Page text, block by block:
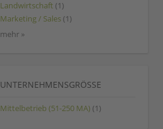
Landwirtschaft (1)
Marketing / Sales (1)
mehr »
UNTERNEHMENSGRÖSSE
Mittelbetrieb (51-250 MA) (1)